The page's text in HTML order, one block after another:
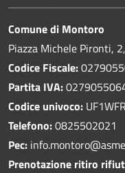
Comune di Montoro
Piazza Michele Pironti,
Codice Fiscale:
Partita IVA:
Codice univoco: UF1WFR
Telefono:0825502021
Pec:
Prenotazione ritiro